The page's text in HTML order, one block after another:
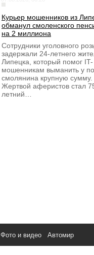
Курьер мошенников из
обманул смоленского
на 2 миллиона
Сотрудники уголовного
задержали 24-летнего
Липецка, который помог IT-
мошенникам выманить у
смолянина крупную сумму.
Жертвой аферистов стал
летний…
Фото и видео Автомир